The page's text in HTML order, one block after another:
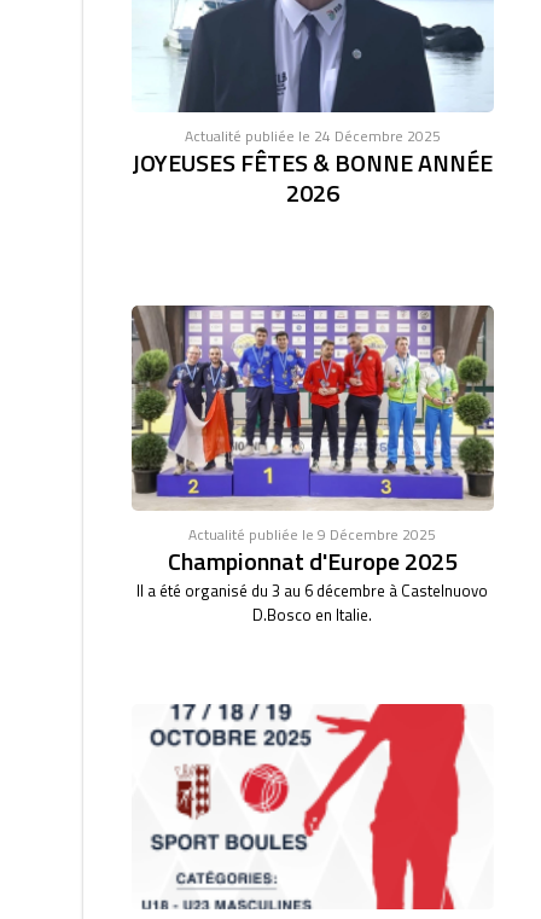
Actualité publiée le 24 Décembre 2025
JOYEUSES FÊTES & BONNE ANNÉE
2026
Actualité publiée le 9 Décembre 2025
Championnat d'Europe 2025
Il a été organisé du 3 au 6 décembre à Castelnuovo
D.Bosco en Italie.